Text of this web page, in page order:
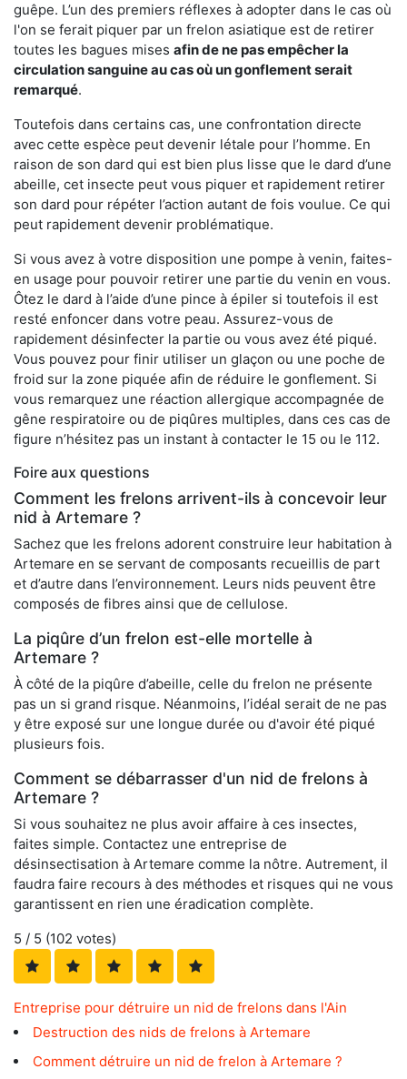
guêpe. L’un des premiers réflexes à adopter dans le cas où
l'on se ferait piquer par un frelon asiatique est de retirer
toutes les bagues mises afin de ne pas empêcher la
circulation sanguine au cas où un gonflement serait
remarqué.
Toutefois dans certains cas, une confrontation directe
avec cette espèce peut devenir létale pour l’homme. En
raison de son dard qui est bien plus lisse que le dard d’une
abeille, cet insecte peut vous piquer et rapidement retirer
son dard pour répéter l’action autant de fois voulue. Ce qui
peut rapidement devenir problématique.
Si vous avez à votre disposition une pompe à venin, faites-
en usage pour pouvoir retirer une partie du venin en vous.
Ôtez le dard à l’aide d’une pince à épiler si toutefois il est
resté enfoncer dans votre peau. Assurez-vous de
rapidement désinfecter la partie ou vous avez été piqué.
Vous pouvez pour finir utiliser un glaçon ou une poche de
froid sur la zone piquée afin de réduire le gonflement. Si
vous remarquez une réaction allergique accompagnée de
gêne respiratoire ou de piqûres multiples, dans ces cas de
figure n’hésitez pas un instant à contacter le 15 ou le 112.
Foire aux questions
Comment les frelons arrivent-ils à concevoir leur
nid à Artemare ?
Sachez que les frelons adorent construire leur habitation à
Artemare en se servant de composants recueillis de part
et d’autre dans l’environnement. Leurs nids peuvent être
composés de fibres ainsi que de cellulose.
La piqûre d’un frelon est-elle mortelle à
Artemare ?
À côté de la piqûre d’abeille, celle du frelon ne présente
pas un si grand risque. Néanmoins, l’idéal serait de ne pas
y être exposé sur une longue durée ou d'avoir été piqué
plusieurs fois.
Comment se débarrasser d'un nid de frelons à
Artemare ?
Si vous souhaitez ne plus avoir affaire à ces insectes,
faites simple. Contactez une entreprise de
désinsectisation à Artemare comme la nôtre. Autrement, il
faudra faire recours à des méthodes et risques qui ne vous
garantissent en rien une éradication complète.
5 / 5 (102 votes)
Entreprise pour détruire un nid de frelons dans l'Ain
Destruction des nids de frelons à Artemare
Comment détruire un nid de frelon à Artemare ?